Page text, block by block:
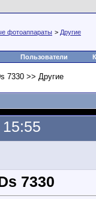
фотоаппараты > Другие
Пользователи
7330 >> Другие
7330